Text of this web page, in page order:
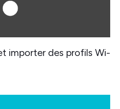
importer des profils Wi-